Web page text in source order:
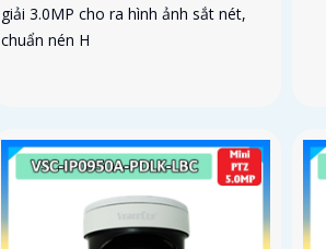
giải 3.0MP cho ra hình ảnh sắt nét,
chuẩn nén H